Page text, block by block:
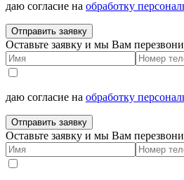
даю согласие на обработку
Отправить заявку
Оставьте заявку и мы Вам
даю согласие на обработку
Отправить заявку
Оставьте заявку и мы Вам